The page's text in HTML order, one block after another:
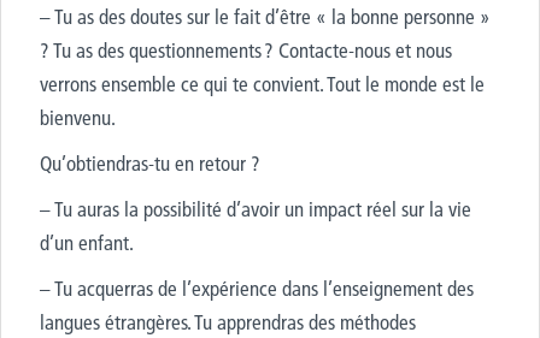
– Tu as des doutes sur le fait d’être « la bonne personne »
? Tu as des questionnements ? Contacte-nous et nous
verrons ensemble ce qui te convient. Tout le monde est le
bienvenu.
Qu’obtiendras-tu en retour ?
– Tu auras la possibilité d’avoir un impact réel sur la vie
d’un enfant.
– Tu acquerras de l’expérience dans l’enseignement des
langues étrangères. Tu apprendras des méthodes